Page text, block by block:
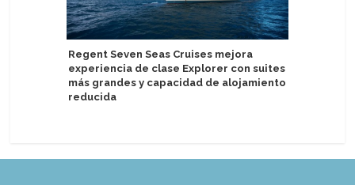
Regent Seven Seas Cruises mejora
experiencia de clase Explorer con suites
más grandes y capacidad de alojamiento
reducida